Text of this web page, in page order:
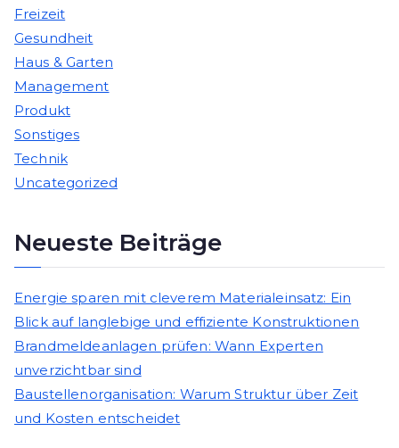
Freizeit
Gesundheit
Haus & Garten
Management
Produkt
Sonstiges
Technik
Uncategorized
Neueste Beiträge
Energie sparen mit cleverem Materialeinsatz: Ein
Blick auf langlebige und effiziente Konstruktionen
Brandmeldeanlagen prüfen: Wann Experten
unverzichtbar sind
Baustellenorganisation: Warum Struktur über Zeit
und Kosten entscheidet